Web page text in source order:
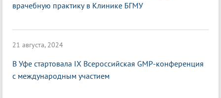
врачебную практику в Клинике БГМУ
21 августа, 2024
В Уфе стартовала IX Всероссийская GMP-конференция
с международным участием